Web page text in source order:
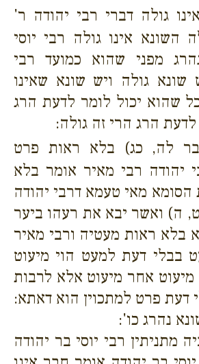
גולה דברי רבי יהודה ר'
השונא אינו גולה רבי יוסי
מפני שהוא כמועד רבי
שונא גולה ויש שונא שאינו
שהוא יכול לומר לדעת הרג
לדעת הרג הרי זה גולה:
לה, כג) בלא ראות פרט
יהודה רבי מאיר אומר בלא
מאי טעמא דרבי יהודה
ה) ואשר יבא את רעהו ביער
בלא ראות מעטיה ורבי מאיר
בבלי דעת למעט הוי מיעוט
מיעוט אחר מיעוט אלא לרבות
דעת פרט למתכוין הוא דאתא:
נהרג כו':
מתניתין רבי יוסי בר יהודה